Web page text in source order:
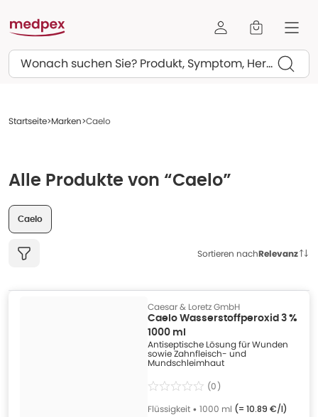
Suchen
Startseite Marken Caelo
Alle Produkte von “Caelo”
Caelo
Sortieren nachRelevanz
Caesar & Loretz GmbH
Caelo Wasserstoffperoxid 3 %
1000 ml
Antiseptische Lösung für Wunden
sowie Zahnfleisch- und
Mundschleimhaut
(0)
Flüssigkeit • 1000 ml (= 10.89 €/l)